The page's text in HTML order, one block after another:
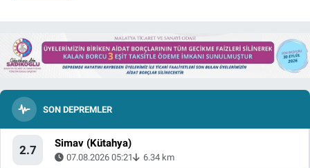
SON DEPREMLER
2.7 Simav (Kütahya)
07.08.2026 05:21 6.34 km